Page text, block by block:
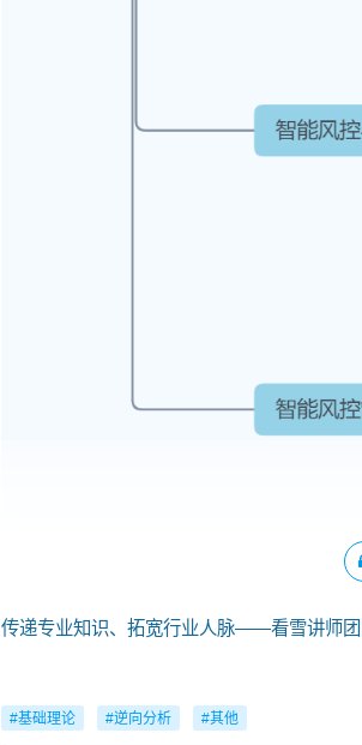
传递专业知识、拓宽行业人脉——看雪讲师团
#基础理论 #逆向分析 #其他